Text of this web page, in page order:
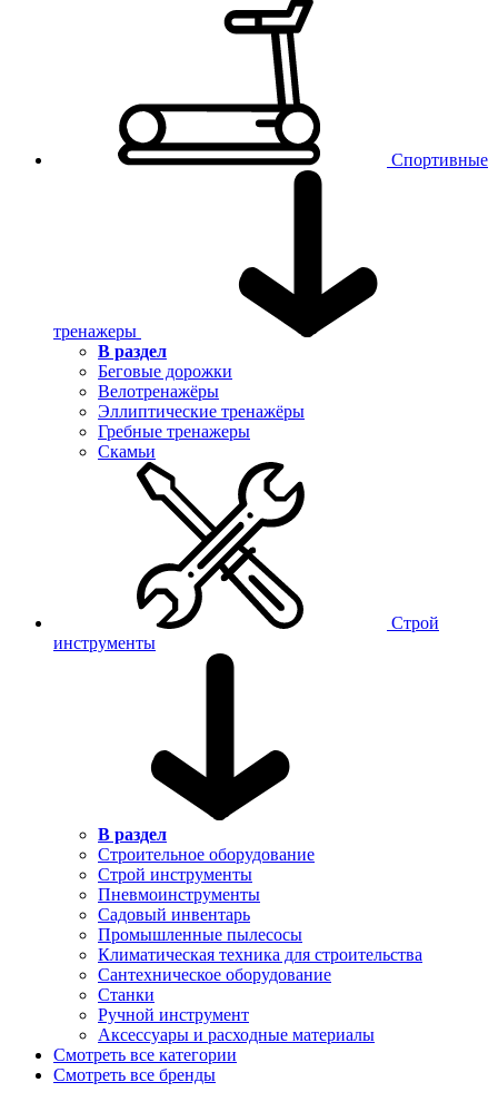
Спортивные
тренажеры
В раздел
Беговые дорожки
Велотренажёры
Эллиптические тренажёры
Гребные тренажеры
Скамьи
Строй
инструменты
В раздел
Строительное оборудование
Строй инструменты
Пневмоинструменты
Садовый инвентарь
Промышленные пылесосы
Климатическая техника для строительства
Сантехническое оборудование
Станки
Ручной инструмент
Аксессуары и расходные материалы
Смотреть все категории
Смотреть все бренды